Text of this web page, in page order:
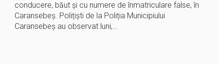
conducere, băut și cu numere de înmatriculare false, în
Caransebeș. Polițiști de la Poliția Municipiului
Caransebeș au observat luni,…